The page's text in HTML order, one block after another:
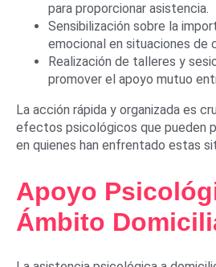
para proporcionar asistencia.
Sensibilización sobre la
emocional en situaciones de
Realización de talleres y
promover el apoyo mutuo
La acción rápida y organizada es
efectos psicológicos que pueden
en quienes han enfrentado estas
Apoyo
Ámbito